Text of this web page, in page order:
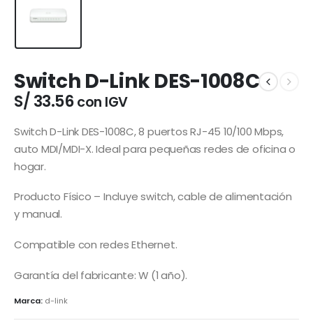
Switch D-Link DES-1008C
S/ 33.56 con IGV
Switch D-Link DES-1008C, 8 puertos RJ-45 10/100 Mbps,
auto MDI/MDI-X. Ideal para pequeñas redes de oficina o
hogar.
Producto Físico – Incluye switch, cable de alimentación
y manual.
Compatible con redes Ethernet.
Garantía del fabricante: W (1 año).
Marca: d-link